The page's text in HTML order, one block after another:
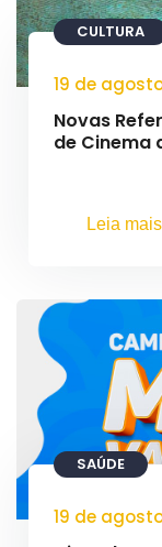
CULTURA
19 de
Novas
de Cinema
Leia mais
SAÚDE
19 de